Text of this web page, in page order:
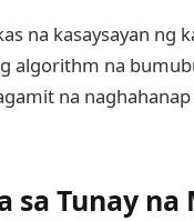
na kasaysayan
algorithm na
na
sa Tunay